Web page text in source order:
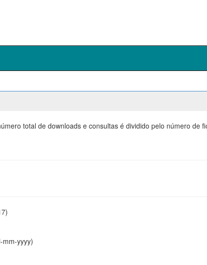
total de downloads e consultas é dividido pelo número de
mm-yyyy)